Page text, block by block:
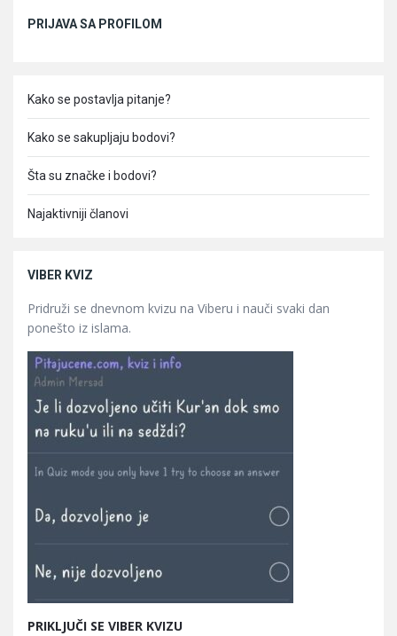
PRIJAVA SA PROFILOM
Kako se postavlja pitanje?
Kako se sakupljaju bodovi?
Šta su značke i bodovi?
Najaktivniji članovi
VIBER KVIZ
Pridruži se dnevnom kvizu na Viberu i nauči svaki dan
ponešto iz islama.
PRIKLJUČI SE VIBER KVIZU